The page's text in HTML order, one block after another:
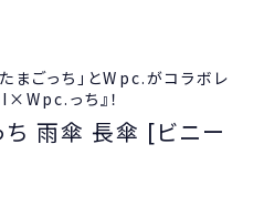
まごっち」とWpc.がコラボレ
っち』！
雨傘 長傘 [ビニー